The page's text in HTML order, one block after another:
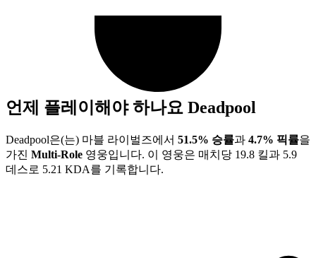
언제 플레이해야 하나요 Deadpool
Deadpool은(는) 마블 라이벌즈에서 51.5% 승률과 4.7% 픽률을
가진 Multi-Role 영웅입니다. 이 영웅은 매치당 19.8 킬과 5.9
데스로 5.21 KDA를 기록합니다.